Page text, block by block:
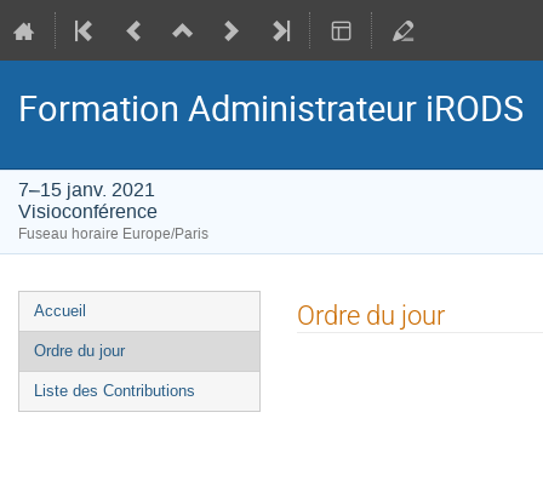
Formation Administrateur iRODS
7–15 janv. 2021
Visioconférence
Fuseau horaire Europe/Paris
Menu
de
l'événement
Accueil
Ordre du jour
Liste des Contributions
Ordre du jour